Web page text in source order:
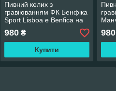
Пивний келих з
гравіюванням ФК Бенфіка
Sport Lisboa e Benfica на
дві сторони з лозунгом і з
матовою ручкою
980₴
Купити
980